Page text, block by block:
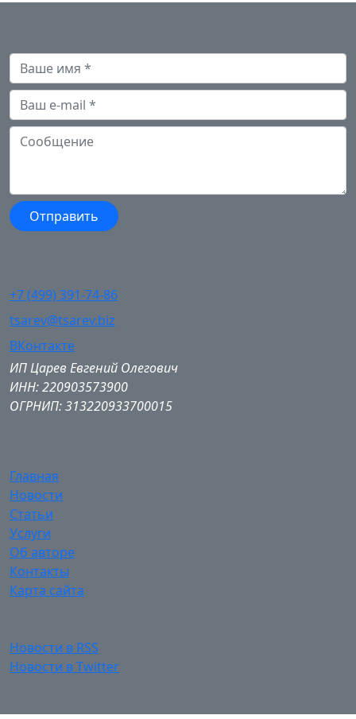
+7 (499) 391-74-86
tsarev@tsarev.biz
ВКонтакте
ИП Царев Евгений Олегович
ИНН: 220903573900
ОГРНИП: 313220933700015
Главная
Новости
Статьи
Услуги
Об авторе
Контакты
Карта сайта
Новости в RSS
Новости в Twitter